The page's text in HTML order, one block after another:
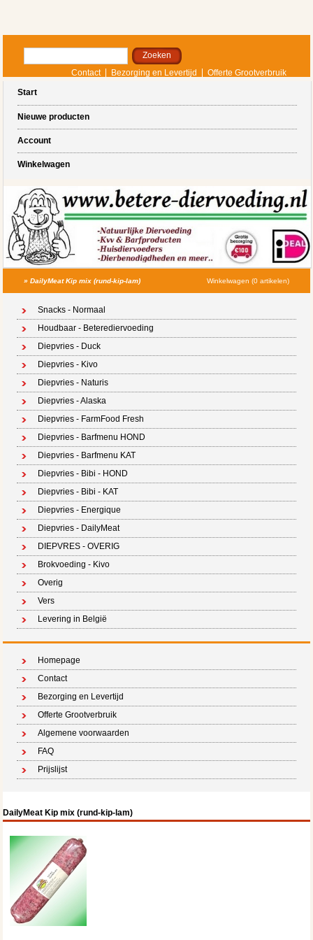
Contact Bezorging en Levertijd
Offerte Grootverbruik
Start
Nieuwe producten
Account
Winkelwagen
»DailyMeat Kip mix (rund-kip-lam) Winkelwagen (0 artikelen)
Snacks - Normaal
Houdbaar - Beterediervoeding
Diepvries - Duck
Diepvries - Kivo
Diepvries - Naturis
Diepvries - Alaska
Diepvries - FarmFood Fresh
Diepvries - Barfmenu HOND
Diepvries - Barfmenu KAT
Diepvries - Bibi - HOND
Diepvries - Bibi - KAT
Diepvries - Energique
Diepvries - DailyMeat
DIEPVRES - OVERIG
Brokvoeding - Kivo
Overig
Vers
Levering in België
Homepage
Contact
Bezorging en Levertijd
Offerte Grootverbruik
Algemene voorwaarden
FAQ
Prijslijst
DailyMeat Kip mix (rund-kip-lam)